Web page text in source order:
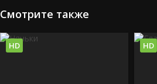
Смотрите также
HD HD